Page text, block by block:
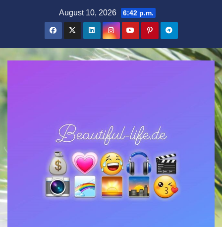
August 10, 2026 6:42 p.m.